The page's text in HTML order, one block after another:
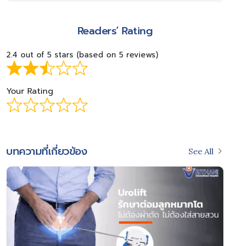
Readers’ Rating
2.4 out of 5 stars (based on 5 reviews)
Your Rating
บทความที่เกี่ยวข้อง See All